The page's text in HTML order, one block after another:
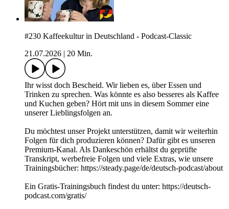
#230 Kaffeekultur in Deutschland - Podcast-Classic
21.07.2026
20 Min.
Ihr wisst doch Bescheid. Wir lieben es, über Essen und
Trinken zu sprechen. Was könnte es also besseres als Kaffee
und Kuchen geben? Hört mit uns in diesem Sommer eine
unserer Lieblingsfolgen an.
Du möchtest unser Projekt unterstützen, damit wir weiterhin
Folgen für dich produzieren können? Dafür gibt es unseren
Premium-Kanal. Als Dankeschön erhältst du geprüfte
Transkript, werbefreie Folgen und viele Extras, wie unsere
Trainingsbücher: https://steady.page/de/deutsch-podcast/about
Ein Gratis-Trainingsbuch findest du unter: https://deutsch-
podcast.com/gratis/